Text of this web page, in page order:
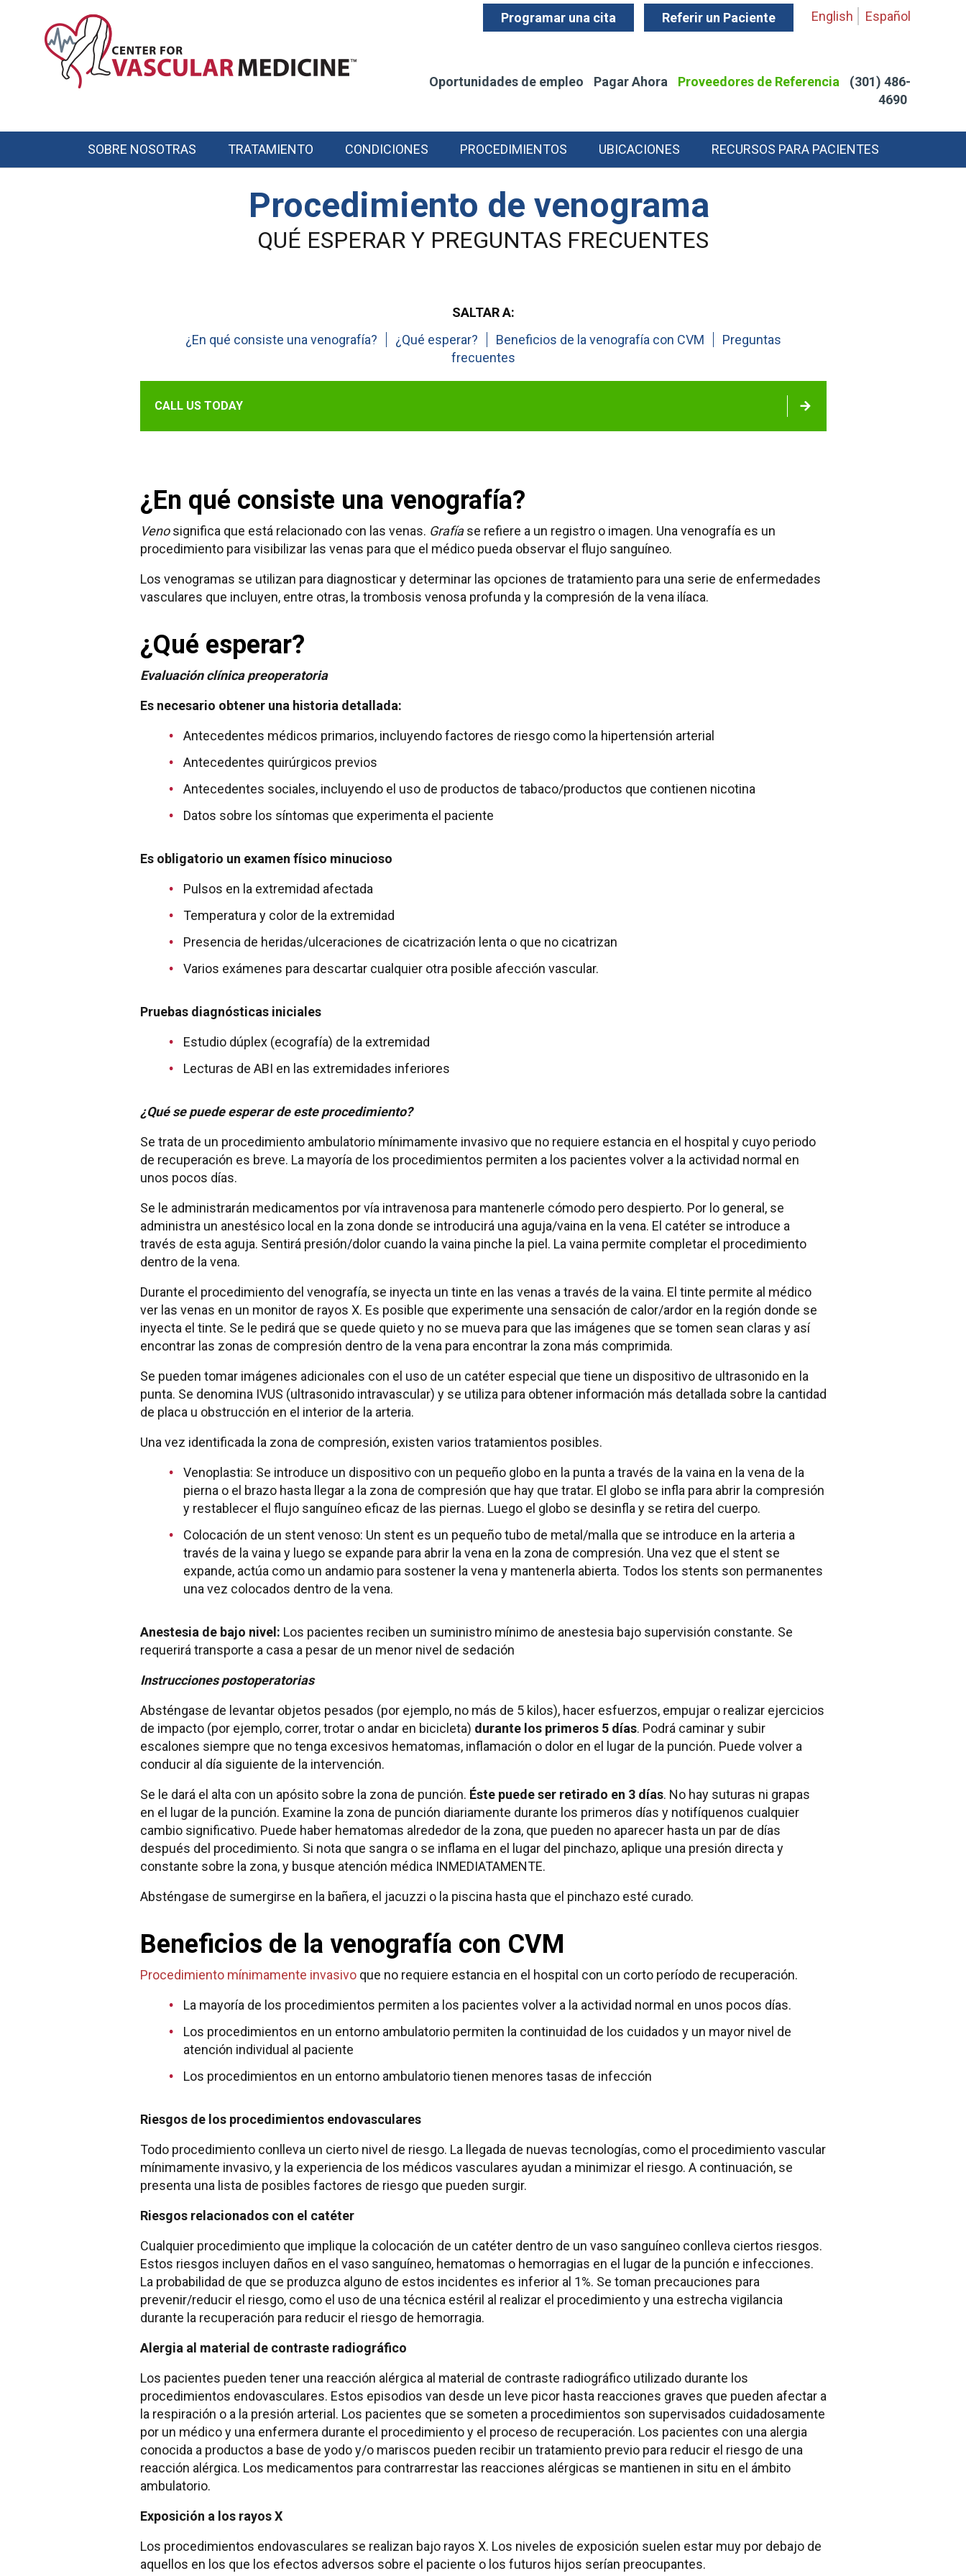
English Español
Programar una cita Referir un Paciente
Oportunidades de empleo Pagar Ahora Proveedores de Referencia
(301) 486-
4690
MainSOBRE NOSOTRAS TRATAMIENTO CONDICIONES PROCEDIMIENTOS UBICACIONES RECURSOS PARA PACIENTES
Procedimiento de venograma
QUÉ ESPERAR Y PREGUNTAS FRECUENTES
SALTAR A:
¿En qué consiste una venografía?
¿Qué esperar? Beneficios de la venografía con CVM
Preguntas
frecuentes
CALL US TODAY
¿En qué consiste una venografía?
Venosignifica que está relacionado con las venas. Grafíase refiere a un registro o imagen. Una venografía es un
procedimiento para visibilizar las venas para que el médico pueda observar el flujo sanguíneo.
Los venogramas se utilizan para diagnosticar y determinar las opciones de tratamiento para una serie de enfermedades
vasculares que incluyen, entre otras, la trombosis venosa profunda y la compresión de la vena ilíaca.
¿Qué esperar?
Evaluación clínica preoperatoria
Es necesario obtener una historia detallada:
Antecedentes médicos primarios, incluyendo factores de riesgo como la hipertensión arterial
Antecedentes quirúrgicos previos
Antecedentes sociales, incluyendo el uso de productos de tabaco/productos que contienen nicotina
Datos sobre los síntomas que experimenta el paciente
Es obligatorio un examen físico minucioso
Pulsos en la extremidad afectada
Temperatura y color de la extremidad
Presencia de heridas/ulceraciones de cicatrización lenta o que no cicatrizan
Varios exámenes para descartar cualquier otra posible afección vascular.
Pruebas diagnósticas iniciales
Estudio dúplex (ecografía) de la extremidad
Lecturas de ABI en las extremidades inferiores
¿Qué se puede esperar de este procedimiento?
Se trata de un procedimiento ambulatorio mínimamente invasivo que no requiere estancia en el hospital y cuyo periodo
de recuperación es breve. La mayoría de los procedimientos permiten a los pacientes volver a la actividad normal en
unos pocos días.
Se le administrarán medicamentos por vía intravenosa para mantenerle cómodo pero despierto. Por lo general, se
administra un anestésico local en la zona donde se introducirá una aguja/vaina en la vena. El catéter se introduce a
través de esta aguja. Sentirá presión/dolor cuando la vaina pinche la piel. La vaina permite completar el procedimiento
dentro de la vena.
Durante el procedimiento del venografía, se inyecta un tinte en las venas a través de la vaina. El tinte permite al médico
ver las venas en un monitor de rayos X. Es posible que experimente una sensación de calor/ardor en la región donde se
inyecta el tinte. Se le pedirá que se quede quieto y no se mueva para que las imágenes que se tomen sean claras y así
encontrar las zonas de compresión dentro de la vena para encontrar la zona más comprimida.
Se pueden tomar imágenes adicionales con el uso de un catéter especial que tiene un dispositivo de ultrasonido en la
punta. Se denomina IVUS (ultrasonido intravascular) y se utiliza para obtener información más detallada sobre la cantidad
de placa u obstrucción en el interior de la arteria.
Una vez identificada la zona de compresión, existen varios tratamientos posibles.
Venoplastia: Se introduce un dispositivo con un pequeño globo en la punta a través de la vaina en la vena de la
pierna o el brazo hasta llegar a la zona de compresión que hay que tratar. El globo se infla para abrir la compresión
y restablecer el flujo sanguíneo eficaz de las piernas. Luego el globo se desinfla y se retira del cuerpo.
Colocación de un stent venoso: Un stent es un pequeño tubo de metal/malla que se introduce en la arteria a
través de la vaina y luego se expande para abrir la vena en la zona de compresión. Una vez que el stent se
expande, actúa como un andamio para sostener la vena y mantenerla abierta. Todos los stents son permanentes
una vez colocados dentro de la vena.
Anestesia de bajo nivel: Los pacientes reciben un suministro mínimo de anestesia bajo supervisión constante. Se
requerirá transporte a casa a pesar de un menor nivel de sedación
Instrucciones postoperatorias
Absténgase de levantar objetos pesados (por ejemplo, no más de 5 kilos), hacer esfuerzos, empujar o realizar ejercicios
de impacto (por ejemplo, correr, trotar o andar en bicicleta) durante los primeros 5 días. Podrá caminar y subir
escalones siempre que no tenga excesivos hematomas, inflamación o dolor en el lugar de la punción. Puede volver a
conducir al día siguiente de la intervención.
Se le dará el alta con un apósito sobre la zona de punción. Éste puede ser retirado en 3 días. No hay suturas ni grapas
en el lugar de la punción. Examine la zona de punción diariamente durante los primeros días y notifíquenos cualquier
cambio significativo. Puede haber hematomas alrededor de la zona, que pueden no aparecer hasta un par de días
después del procedimiento. Si nota que sangra o se inflama en el lugar del pinchazo, aplique una presión directa y
constante sobre la zona, y busque atención médica INMEDIATAMENTE.
Absténgase de sumergirse en la bañera, el jacuzzi o la piscina hasta que el pinchazo esté curado.
Beneficios de la venografía con CVM
Procedimiento mínimamente invasivoque no requiere estancia en el hospital con un corto período de recuperación.
La mayoría de los procedimientos permiten a los pacientes volver a la actividad normal en unos pocos días.
Los procedimientos en un entorno ambulatorio permiten la continuidad de los cuidados y un mayor nivel de
atención individual al paciente
Los procedimientos en un entorno ambulatorio tienen menores tasas de infección
Riesgos de los procedimientos endovasculares
Todo procedimiento conlleva un cierto nivel de riesgo. La llegada de nuevas tecnologías, como el procedimiento vascular
mínimamente invasivo, y la experiencia de los médicos vasculares ayudan a minimizar el riesgo. A continuación, se
presenta una lista de posibles factores de riesgo que pueden surgir.
Riesgos relacionados con el catéter
Cualquier procedimiento que implique la colocación de un catéter dentro de un vaso sanguíneo conlleva ciertos riesgos.
Estos riesgos incluyen daños en el vaso sanguíneo, hematomas o hemorragias en el lugar de la punción e infecciones.
La probabilidad de que se produzca alguno de estos incidentes es inferior al 1%. Se toman precauciones para
prevenir/reducir el riesgo, como el uso de una técnica estéril al realizar el procedimiento y una estrecha vigilancia
durante la recuperación para reducir el riesgo de hemorragia.
Alergia al material de contraste radiográfico
Los pacientes pueden tener una reacción alérgica al material de contraste radiográfico utilizado durante los
procedimientos endovasculares. Estos episodios van desde un leve picor hasta reacciones graves que pueden afectar a
la respiración o a la presión arterial. Los pacientes que se someten a procedimientos son supervisados cuidadosamente
por un médico y una enfermera durante el procedimiento y el proceso de recuperación. Los pacientes con una alergia
conocida a productos a base de yodo y/o mariscos pueden recibir un tratamiento previo para reducir el riesgo de una
reacción alérgica. Los medicamentos para contrarrestar las reacciones alérgicas se mantienen in situ en el ámbito
ambulatorio.
Exposición a los rayos X
Los procedimientos endovasculares se realizan bajo rayos X. Los niveles de exposición suelen estar muy por debajo de
aquellos en los que los efectos adversos sobre el paciente o los futuros hijos serían preocupantes.